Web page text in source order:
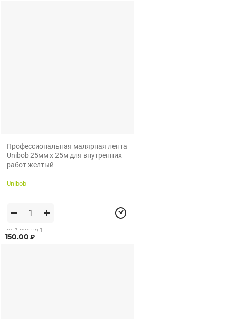
Профессиональная малярная лента
Unibob 25мм х 25м для внутренних
работ желтый
Unibob
150.00 ₽
от 1 рул по 1
рул